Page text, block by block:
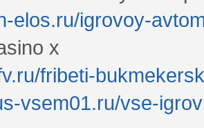
elos.ru/igrovoy-
x
fribeti-
vsem01.ru/vse-